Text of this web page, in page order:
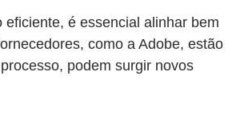
eficiente, é essencial alinhar bem
como a Adobe, estão
podem surgir novos